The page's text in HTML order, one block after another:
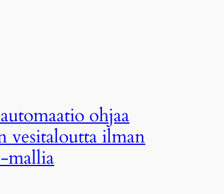
ohjaa
vesitaloutta ilman
mallia